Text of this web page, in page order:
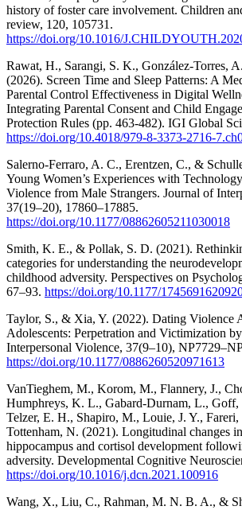
history of foster care involvement. Children
review, 120, 105731.
https://doi.org/10.1016/
Rawat, H., Sarangi, S. K., González-Torres,
(2026). Screen Time and Sleep Patterns: A
Parental Control Effectiveness in Digital
Integrating Parental Consent and Child
Protection Rules (pp. 463-482). IGI Global
https://doi.org/10.4018/979-8-3373-2716-
Salerno-Ferraro, A. C., Erentzen, C., &
Young Women’s Experiences with
Violence from Male Strangers. Journal of
37(19–20), 17860–17885.
https://doi.org/10.1177/08862605211030018
Smith, K. E., & Pollak, S. D. (2021).
categories for understanding the
childhood adversity. Perspectives on
67–93. https://doi.org/10.1177/
Taylor, S., & Xia, Y. (2022). Dating Violence
Adolescents: Perpetration and Victimization
Interpersonal Violence, 37(9–10),
https://doi.org/10.1177/0886260520971613
VanTieghem, M., Korom, M., Flannery, J.,
Humphreys, K. L., Gabard-Durnam, L., Goff,
Telzer, E. H., Shapiro, M., Louie, J. Y.,
Tottenham, N. (2021). Longitudinal changes
hippocampus and cortisol development
adversity. Developmental Cognitive
https://doi.org/10.1016/j.dcn.2021.100916
Wang, X., Liu, C., Rahman, M. N. B. A., &